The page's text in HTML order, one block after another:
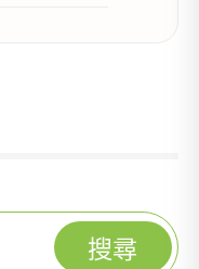
搜尋